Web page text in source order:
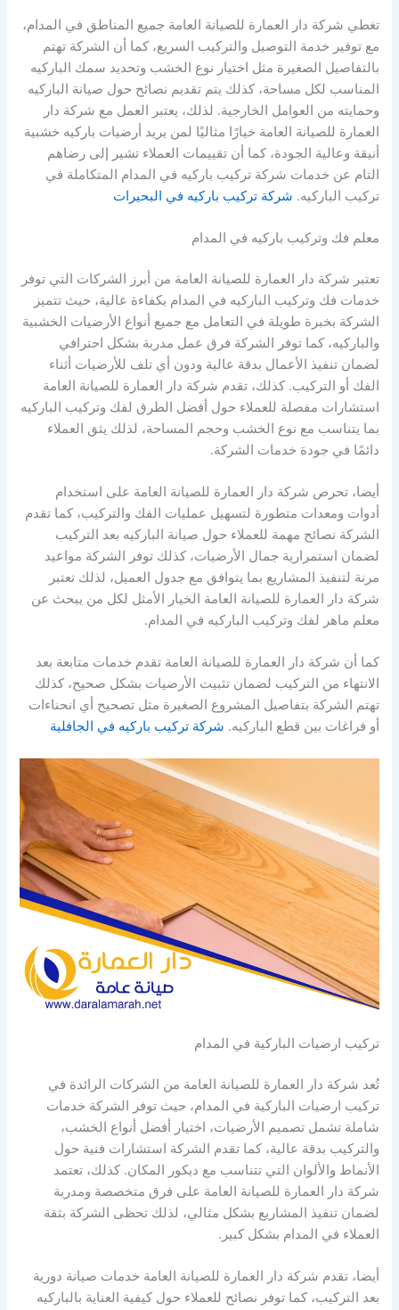
تغطي شركة دار العمارة للصيانة العامة جميع المناطق في المدام،
مع توفير خدمة التوصيل والتركيب السريع، كما أن الشركة تهتم
بالتفاصيل الصغيرة مثل اختيار نوع الخشب وتحديد سمك الباركيه
المناسب لكل مساحة، كذلك يتم تقديم نصائح حول صيانة الباركيه
وحمايته من العوامل الخارجية. لذلك، يعتبر العمل مع شركة دار
العمارة للصيانة العامة خيارًا مثاليًا لمن يريد أرضيات باركيه خشبية
أنيقة وعالية الجودة، كما أن تقييمات العملاء تشير إلى رضاهم
التام عن خدمات شركة تركيب باركيه في المدام المتكاملة في
تركيب الباركيه. شركة تركيب باركيه في البحيرات
معلم فك وتركيب باركيه في المدام
تعتبر شركة دار العمارة للصيانة العامة من أبرز الشركات التي توفر
خدمات فك وتركيب الباركيه في المدام بكفاءة عالية، حيث تتميز
الشركة بخبرة طويلة في التعامل مع جميع أنواع الأرضيات الخشبية
والباركيه، كما توفر الشركة فرق عمل مدربة بشكل احترافي
لضمان تنفيذ الأعمال بدقة عالية ودون أي تلف للأرضيات أثناء
الفك أو التركيب. كذلك، تقدم شركة دار العمارة للصيانة العامة
استشارات مفصلة للعملاء حول أفضل الطرق لفك وتركيب الباركيه
بما يتناسب مع نوع الخشب وحجم المساحة، لذلك يثق العملاء
دائمًا في جودة خدمات الشركة.
أيضا، تحرص شركة دار العمارة للصيانة العامة على استخدام
أدوات ومعدات متطورة لتسهيل عمليات الفك والتركيب، كما تقدم
الشركة نصائح مهمة للعملاء حول صيانة الباركيه بعد التركيب
لضمان استمرارية جمال الأرضيات، كذلك توفر الشركة مواعيد
مرنة لتنفيذ المشاريع بما يتوافق مع جدول العميل، لذلك تعتبر
شركة دار العمارة للصيانة العامة الخيار الأمثل لكل من يبحث عن
معلم ماهر لفك وتركيب الباركيه في المدام.
كما أن شركة دار العمارة للصيانة العامة تقدم خدمات متابعة بعد
الانتهاء من التركيب لضمان تثبيت الأرضيات بشكل صحيح، كذلك
تهتم الشركة بتفاصيل المشروع الصغيرة مثل تصحيح أي انحناءات
أو فراغات بين قطع الباركيه. شركة تركيب باركيه في الجافلية
تركيب ارضيات الباركية في المدام
تُعد شركة دار العمارة للصيانة العامة من الشركات الرائدة في
تركيب ارضيات الباركية في المدام، حيث توفر الشركة خدمات
شاملة تشمل تصميم الأرضيات، اختيار أفضل أنواع الخشب،
والتركيب بدقة عالية، كما تقدم الشركة استشارات فنية حول
الأنماط والألوان التي تتناسب مع ديكور المكان. كذلك، تعتمد
شركة دار العمارة للصيانة العامة على فرق متخصصة ومدربة
لضمان تنفيذ المشاريع بشكل مثالي، لذلك تحظى الشركة بثقة
العملاء في المدام بشكل كبير.
أيضا، تقدم شركة دار العمارة للصيانة العامة خدمات صيانة دورية
بعد التركيب، كما توفر نصائح للعملاء حول كيفية العناية بالباركيه